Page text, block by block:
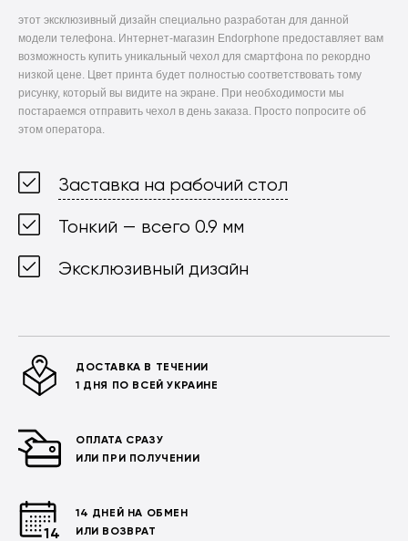
этот эксклюзивный дизайн специально разработан для данной
модели телефона. Интернет-магазин Endorphone предоставляет вам
возможность купить уникальный чехол для смартфона по рекордно
низкой цене. Цвет принта будет полностью соответствовать тому
рисунку, который вы видите на экране. При необходимости мы
постараемся отправить чехол в день заказа. Просто попросите об
этом оператора.
Заставка на рабочий стол
Тонкий — всего 0.9 мм
Эксклюзивный дизайн
ДОСТАВКА В ТЕЧЕНИИ
1 ДНЯ ПО ВСЕЙ УКРАИНЕ
ОПЛАТА СРАЗУ
ИЛИ ПРИ ПОЛУЧЕНИИ
14 ДНЕЙ НА ОБМЕН
ИЛИ ВОЗВРАТ